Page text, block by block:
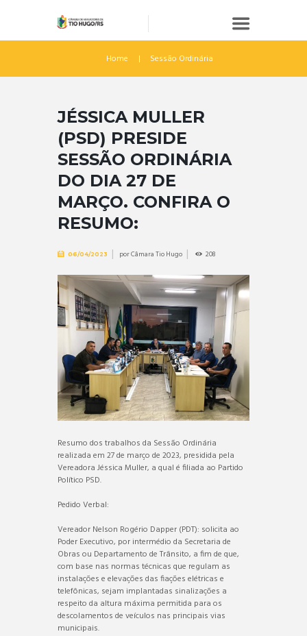
Home Sessão Ordinária
JÉSSICA MULLER
(PSD) PRESIDE
SESSÃO ORDINÁRIA
DO DIA 27 DE
MARÇO. CONFIRA O
RESUMO:
06/04/2023 porCâmara Tio Hugo 208
Resumo dos trabalhos da Sessão Ordinária
realizada em 27 de março de 2023, presidida pela
Vereadora Jéssica Muller, a qual é filiada ao Partido
Político PSD.
Pedido Verbal:
Vereador Nelson Rogério Dapper (PDT): solicita ao
Poder Executivo, por intermédio da Secretaria de
Obras ou Departamento de Trânsito, a fim de que,
com base nas normas técnicas que regulam as
instalações e elevações das fiações elétricas e
telefônicas, sejam implantadas sinalizações a
respeito da altura máxima permitida para os
descolamentos de veículos nas principais vias
municipais.